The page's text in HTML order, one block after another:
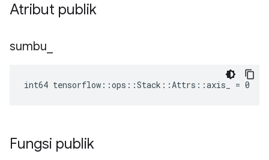
Atribut publik
sumbu
int64 tensorflow::ops::Stack::Attrs::axis_ = 0
Fungsi publik